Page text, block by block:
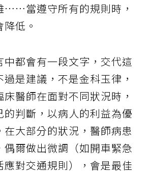
……當遵守所有的規則時，
低。
中都會有一段文字，交代這
是建議，不是金科玉律，
醫師在面對不同狀況時，
判斷，以病人的利益為優
大部分的狀況，醫師病患
偶爾做出微調（如開車緊急
應對交通規則），會是最佳